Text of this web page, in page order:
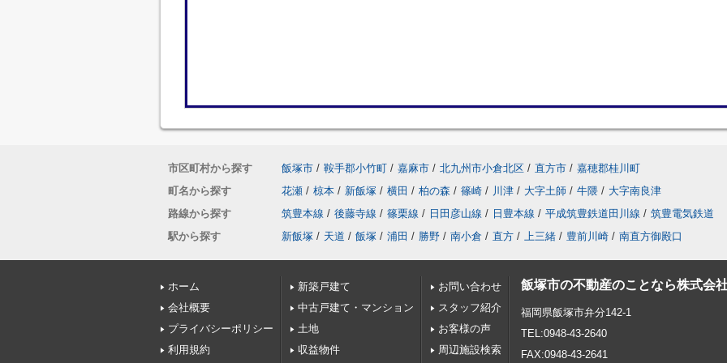
市区町村から探す 飯塚市 / 鞍手郡小竹町 / 嘉麻市 / 北九州市小倉北区 / 直方市 / 嘉穂郡桂川町
町名から探す
花瀬 / 椋本 / 新飯塚 / 横田 / 柏の森 / 篠崎 / 川津 / 大字土師 / 牛隈 / 大字南良津
路線から探す
筑豊本線 / 後藤寺線 / 篠栗線 / 日田彦山線 / 日豊本線 / 平成筑豊鉄道田川線 / 筑豊電気鉄道
駅から探す
新飯塚 / 天道 / 飯塚 / 浦田 / 勝野 / 南小倉 / 直方 / 上三緒 / 豊前川崎 / 南直方御殿口
ホーム
会社概要
プライバシーポリシー
利用規約
新築戸建て
中古戸建て・マンション
土地
収益物件
お問い合わせ
スタッフ紹介
お客様の声
周辺施設検索
飯塚市の不動産のことなら株式会
福岡県飯塚市弁分142-1
TEL:0948-43-2640
FAX:0948-43-2641